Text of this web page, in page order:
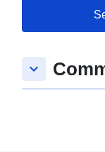
keyboard_arrow_down